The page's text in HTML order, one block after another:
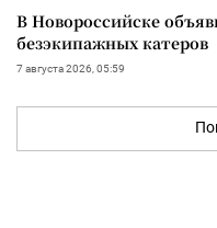
В Новороссийске
безэкипажных катеров
7 августа 2026, 05:59